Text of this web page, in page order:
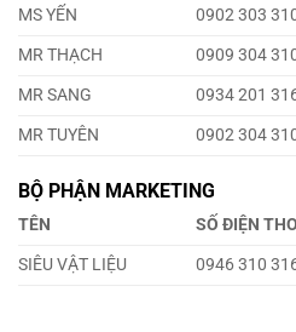
MS YẾN
0902 303
MR THẠCH
0909 304
MR SANG
0934 201
MR TUYÊN
0902 304
BỘ PHẬN MARKETING
TÊN SỐ ĐIỆN
SIÊU VẬT LIỆU
0946 310